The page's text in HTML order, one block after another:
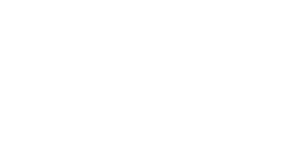
将冷血少帅许又安与昆曲